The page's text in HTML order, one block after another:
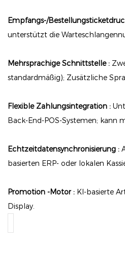
Empfangs-/
unterstützt die
Mehrsprachige Schnittstelle :
standardmäßig); Zusätzliche
Flexible Zahlungsintegration :
Back-End-POS-Systemen; kann
Echtzeitdatensynchronisierung :
basierten ERP- oder lokalen
Promotion -Motor : KI-basierte
Display.